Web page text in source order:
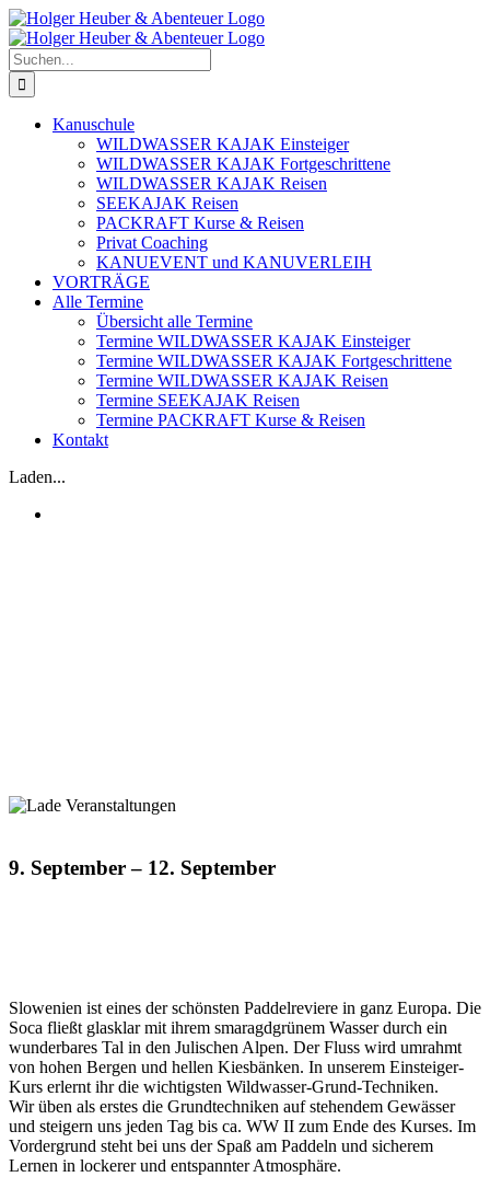
Zum
Inhalt
springen
Suche
nach:
Kanuschule
WILDWASSER KAJAK Einsteiger
WILDWASSER KAJAK Fortgeschrittene
WILDWASSER KAJAK Reisen
SEEKAJAK Reisen
PACKRAFT Kurse & Reisen
Privat Coaching
KANUEVENT und KANUVERLEIH
VORTRÄGE
Alle Termine
Übersicht alle Termine
Termine WILDWASSER KAJAK Einsteiger
Termine WILDWASSER KAJAK Fortgeschrittene
Termine WILDWASSER KAJAK Reisen
Termine SEEKAJAK Reisen
Termine PACKRAFT Kurse & Reisen
Kontakt
Laden...
9. September– 12. September
Slowenien ist eines der schönsten Paddelreviere in ganz Europa. Die
Soca fließt glasklar mit ihrem smaragdgrünem Wasser durch ein
wunderbares Tal in den Julischen Alpen. Der Fluss wird umrahmt
von hohen Bergen und hellen Kiesbänken. In unserem Einsteiger-
Kurs erlernt ihr die wichtigsten Wildwasser-Grund-Techniken.
Wir üben als erstes die Grundtechniken auf stehendem Gewässer
und steigern uns jeden Tag bis ca. WW II zum Ende des Kurses. Im
Vordergrund steht bei uns der Spaß am Paddeln und sicherem
Lernen in lockerer und entspannter Atmosphäre.